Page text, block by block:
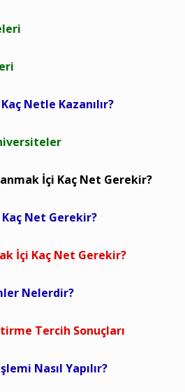
Netle Kazanılır?
İçi Kaç Net Gerekir?
Net Gerekir?
İçi Kaç Net Gerekir?
Nelerdir?
Tercih Sonuçları
Nasıl Yapılır?